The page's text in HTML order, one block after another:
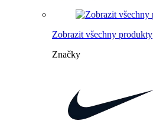
Zobrazit všechny produkty
Značky